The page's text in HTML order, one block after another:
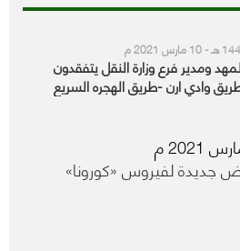
ومدير فرع وزارة النقل يتفقدون
وادي ارن -طريق الهجره السريع
جديدة لفيروس «كورونا»